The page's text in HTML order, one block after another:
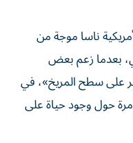
ناسا موجة من
بعدما زعم بعض
سطح المريخ»، في
حول وجود حياة على